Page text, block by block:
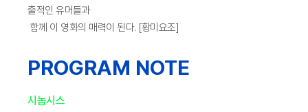
출적인 유머들과
함께 이 영화의 매력이 된다. [황미요조]
PROGRAM NOTE
시놉시스